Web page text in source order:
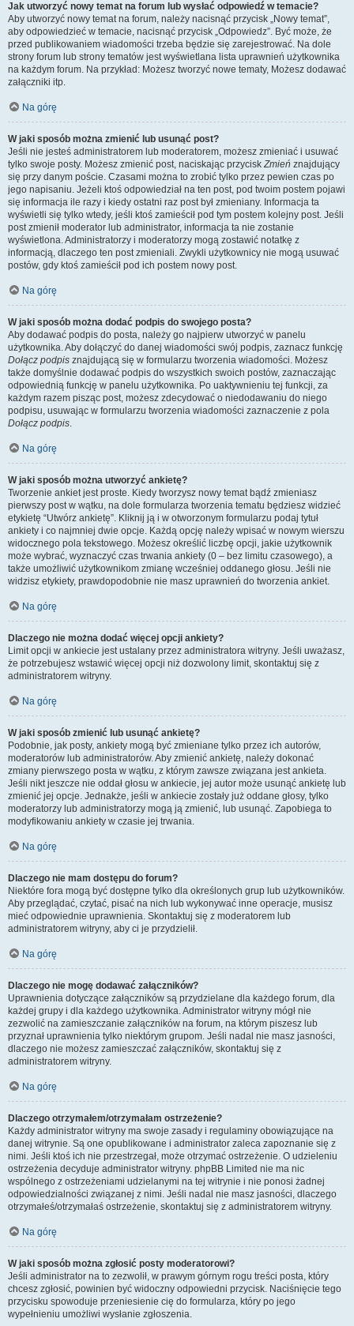
Jak utworzyć nowy temat na forum lub wysłać odpowiedź w temacie?
Aby utworzyć nowy temat na forum, należy nacisnąć przycisk „Nowy temat”,
aby odpowiedzieć w temacie, nacisnąć przycisk „Odpowiedz”. Być może, że
przed publikowaniem wiadomości trzeba będzie się zarejestrować. Na dole
strony forum lub strony tematów jest wyświetlana lista uprawnień użytkownika
na każdym forum. Na przykład: Możesz tworzyć nowe tematy, Możesz dodawać
załączniki itp.
Na górę
W jaki sposób można zmienić lub usunąć post?
Jeśli nie jesteś administratorem lub moderatorem, możesz zmieniać i usuwać
tylko swoje posty. Możesz zmienić post, naciskając przyciskZmień znajdujący
się przy danym poście. Czasami można to zrobić tylko przez pewien czas po
jego napisaniu. Jeżeli ktoś odpowiedział na ten post, pod twoim postem pojawi
się informacja ile razy i kiedy ostatni raz post był zmieniany. Informacja ta
wyświetli się tylko wtedy, jeśli ktoś zamieścił pod tym postem kolejny post. Jeśli
post zmienił moderator lub administrator, informacja ta nie zostanie
wyświetlona. Administratorzy i moderatorzy mogą zostawić notatkę z
informacją, dlaczego ten post zmieniali. Zwykli użytkownicy nie mogą usuwać
postów, gdy ktoś zamieścił pod ich postem nowy post.
Na górę
W jaki sposób można dodać podpis do swojego posta?
Aby dodawać podpis do posta, należy go najpierw utworzyć w panelu
użytkownika. Aby dołączyć do danej wiadomości swój podpis, zaznacz funkcję
Dołącz podpis znajdującą się w formularzu tworzenia wiadomości. Możesz
także domyślnie dodawać podpis do wszystkich swoich postów, zaznaczając
odpowiednią funkcję w panelu użytkownika. Po uaktywnieniu tej funkcji, za
każdym razem pisząc post, możesz zdecydować o niedodawaniu do niego
podpisu, usuwając w formularzu tworzenia wiadomości zaznaczenie z pola
Dołącz podpis.
Na górę
W jaki sposób można utworzyć ankietę?
Tworzenie ankiet jest proste. Kiedy tworzysz nowy temat bądź zmieniasz
pierwszy post w wątku, na dole formularza tworzenia tematu będziesz widzieć
etykietę “Utwórz ankietę”. Kliknij ją i w otworzonym formularzu podaj tytuł
ankiety i co najmniej dwie opcje. Każdą opcję należy wpisać w nowym wierszu
widocznego pola tekstowego. Możesz określić liczbę opcji, jakie użytkownik
może wybrać, wyznaczyć czas trwania ankiety (0 – bez limitu czasowego), a
także umożliwić użytkownikom zmianę wcześniej oddanego głosu. Jeśli nie
widzisz etykiety, prawdopodobnie nie masz uprawnień do tworzenia ankiet.
Na górę
Dlaczego nie można dodać więcej opcji ankiety?
Limit opcji w ankiecie jest ustalany przez administratora witryny. Jeśli uważasz,
że potrzebujesz wstawić więcej opcji niż dozwolony limit, skontaktuj się z
administratorem witryny.
Na górę
W jaki sposób zmienić lub usunąć ankietę?
Podobnie, jak posty, ankiety mogą być zmieniane tylko przez ich autorów,
moderatorów lub administratorów. Aby zmienić ankietę, należy dokonać
zmiany pierwszego posta w wątku, z którym zawsze związana jest ankieta.
Jeśli nikt jeszcze nie oddał głosu w ankiecie, jej autor może usunąć ankietę lub
zmienić jej opcje. Jednakże, jeśli w ankiecie zostały już oddane głosy, tylko
moderatorzy lub administratorzy mogą ją zmienić, lub usunąć. Zapobiega to
modyfikowaniu ankiety w czasie jej trwania.
Na górę
Dlaczego nie mam dostępu do forum?
Niektóre fora mogą być dostępne tylko dla określonych grup lub użytkowników.
Aby przeglądać, czytać, pisać na nich lub wykonywać inne operacje, musisz
mieć odpowiednie uprawnienia. Skontaktuj się z moderatorem lub
administratorem witryny, aby ci je przydzielił.
Na górę
Dlaczego nie mogę dodawać załączników?
Uprawnienia dotyczące załączników są przydzielane dla każdego forum, dla
każdej grupy i dla każdego użytkownika. Administrator witryny mógł nie
zezwolić na zamieszczanie załączników na forum, na którym piszesz lub
przyznał uprawnienia tylko niektórym grupom. Jeśli nadal nie masz jasności,
dlaczego nie możesz zamieszczać załączników, skontaktuj się z
administratorem witryny.
Na górę
Dlaczego otrzymałem/otrzymałam ostrzeżenie?
Każdy administrator witryny ma swoje zasady i regulaminy obowiązujące na
danej witrynie. Są one opublikowane i administrator zaleca zapoznanie się z
nimi. Jeśli ktoś ich nie przestrzegał, może otrzymać ostrzeżenie. O udzieleniu
ostrzeżenia decyduje administrator witryny. phpBB Limited nie ma nic
wspólnego z ostrzeżeniami udzielanymi na tej witrynie i nie ponosi żadnej
odpowiedzialności związanej z nimi. Jeśli nadal nie masz jasności, dlaczego
otrzymałeś/otrzymałaś ostrzeżenie, skontaktuj się z administratorem witryny.
Na górę
W jaki sposób można zgłosić posty moderatorowi?
Jeśli administrator na to zezwolił, w prawym górnym rogu treści posta, który
chcesz zgłosić, powinien być widoczny odpowiedni przycisk. Naciśnięcie tego
przycisku spowoduje przeniesienie cię do formularza, który po jego
wypełnieniu umożliwi wysłanie zgłoszenia.